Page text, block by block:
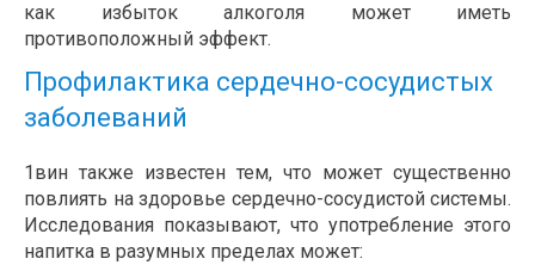
как избыток алкоголя может иметь
противоположный эффект.
Профилактика сердечно-сосудистых
заболеваний
1вин также известен тем, что может существенно
повлиять на здоровье сердечно-сосудистой системы.
Исследования показывают, что употребление этого
напитка в разумных пределах может: